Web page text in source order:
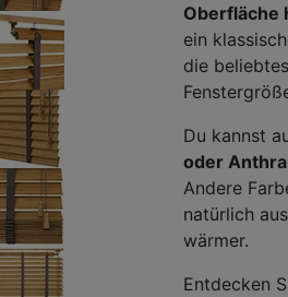
Oberfläche
ein
die
Du kannst
oder
Andere
natürlich
wärmer.
Entdecken